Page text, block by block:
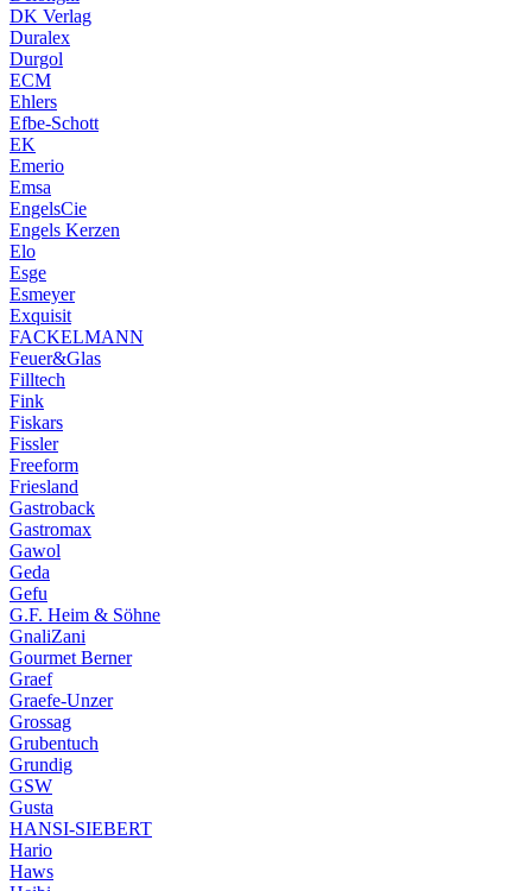
DK Verlag
Duralex
Durgol
ECM
Ehlers
Efbe-Schott
EK
Emerio
Emsa
EngelsCie
Engels Kerzen
Elo
Esge
Esmeyer
Exquisit
FACKELMANN
Feuer&Glas
Filltech
Fink
Fiskars
Fissler
Freeform
Friesland
Gastroback
Gastromax
Gawol
Geda
Gefu
G.F. Heim & Söhne
GnaliZani
Gourmet Berner
Graef
Graefe-Unzer
Grossag
Grubentuch
Grundig
GSW
Gusta
HANSI-SIEBERT
Hario
Haws